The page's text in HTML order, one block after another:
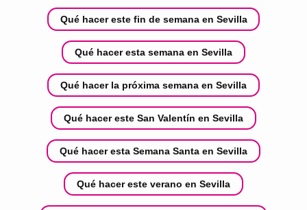
Qué hacer este fin de semana en Sevilla
Qué hacer esta semana en Sevilla
Qué hacer la próxima semana en Sevilla
Qué hacer este San Valentín en Sevilla
Qué hacer esta Semana Santa en Sevilla
Qué hacer este verano en Sevilla